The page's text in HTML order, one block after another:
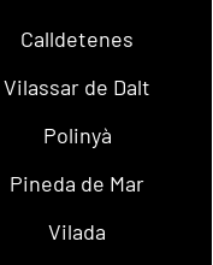
Calldetenes
Vilassar de Dalt
Polinyà
Pineda de Mar
Vilada